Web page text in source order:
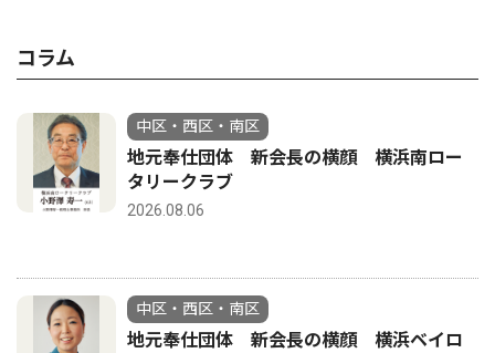
コラム
中区・西区・南区
地元奉仕団体 新会長の横顔 横浜南ロー
タリークラブ
2026.08.06
中区・西区・南区
地元奉仕団体 新会長の横顔 横浜ベイロ